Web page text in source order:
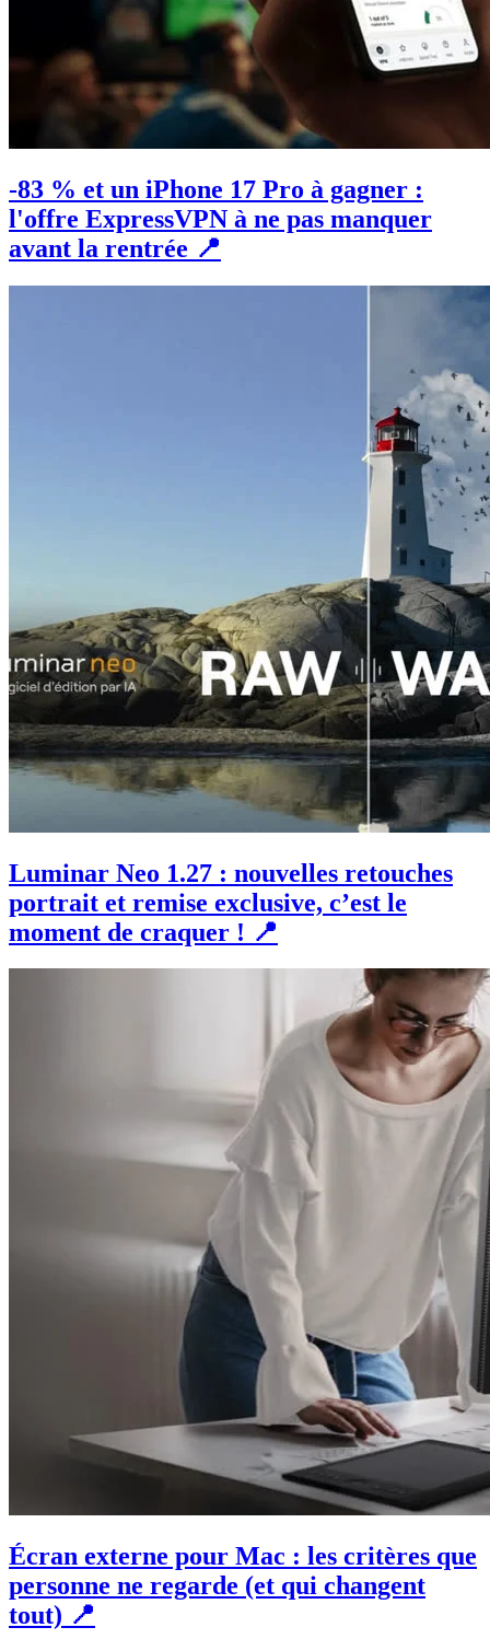
-83 % et un iPhone 17 Pro à gagner :
l'offre ExpressVPN à ne pas manquer
avant la rentrée 📍
Luminar Neo 1.27 : nouvelles retouches
portrait et remise exclusive, c’est le
moment de craquer ! 📍
Écran externe pour Mac : les critères que
personne ne regarde (et qui changent
tout) 📍